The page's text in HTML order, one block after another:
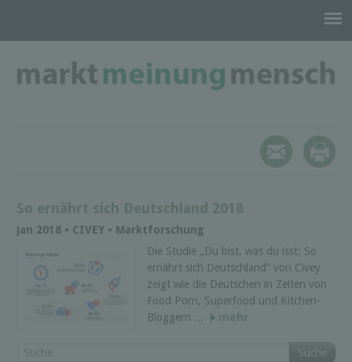
So ernährt sich Deutschland 2018
Jan 2018 • CIVEY • Marktforschung
Die Studie „Du bist, was du isst: So
ernährt sich Deutschland“ von Civey
zeigt wie die Deutschen in Zeiten von
Food Porn, Superfood und Kitchen-
Bloggern ...
mehr
Suche